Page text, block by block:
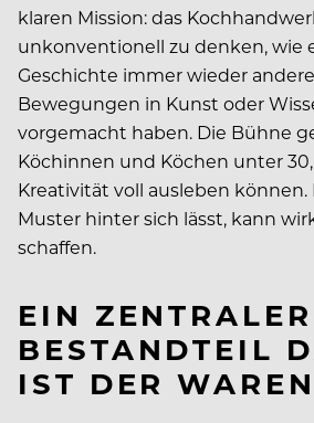
klaren Mission: das
unkonventionell zu denken, wie
Geschichte immer wieder
Bewegungen in Kunst oder
vorgemacht haben. Die Bühne
Köchinnen und Köchen unter
Kreativität voll ausleben
Muster hinter sich lässt, kann
schaffen.
EIN ZENTRALER
BESTANDTEIL
IST DER